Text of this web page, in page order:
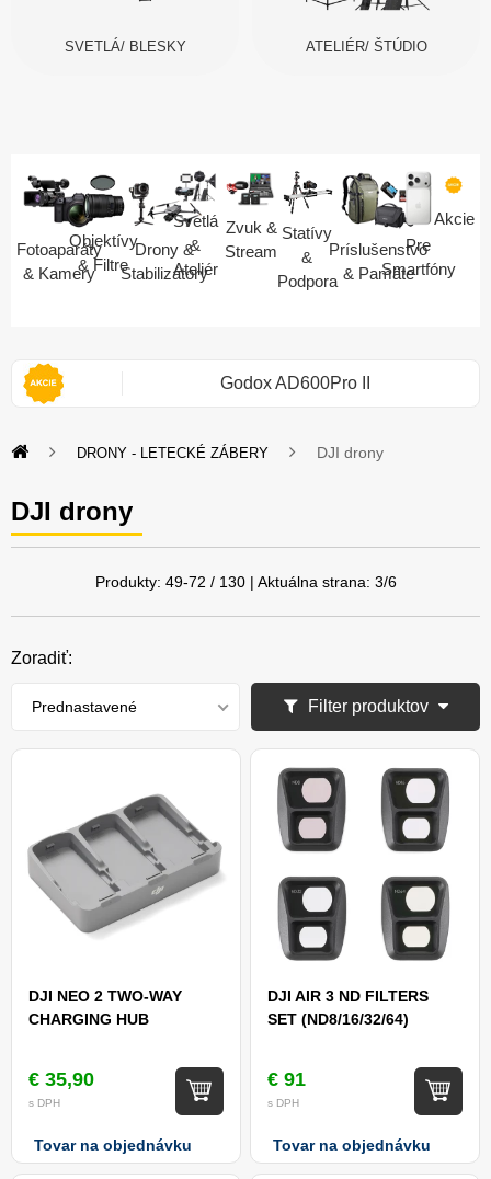
SVETLÁ/ BLESKY ATELIÉR/ ŠTÚDIO
Fotoaparáty
& Kamery
Objektívy
& Filtre
Drony &
Stabilizátory
Svetlá
&
Ateliér
Zvuk &
Stream
Statívy
&
Podpora
Príslušenstvo
& Pamäte
Pre
Smartfóny
Akcie
2S Godox AD600Pro II
DRONY - LETECKÉ ZÁBERY DJI drony
DJI drony
Produkty: 49-72 / 130| Aktuálna strana: 3/6
Zoradiť:
Prednastavené Filter produktov
DJI NEO 2 TWO-WAY
CHARGING HUB
€ 35,90
s DPH
Tovar na objednávku
DJI AIR 3 ND FILTERS
SET (ND8/16/32/64)
€ 91
s DPH
Tovar na objednávku